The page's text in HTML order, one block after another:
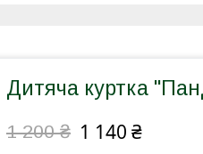
Дитяча куртка
1 200 ₴ 1 140 ₴